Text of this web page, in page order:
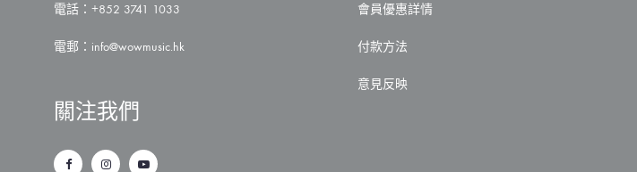
電話：+852 3741 1033
電郵： info@wowmusic.hk
關注我們
會員優惠詳情
付款方法
意見反映